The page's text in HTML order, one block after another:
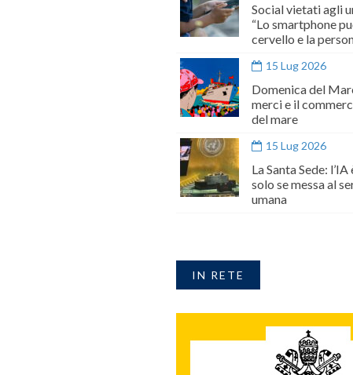
Social vietati agli
“Lo smartphone
cervello e la
15 Lug 2026
Domenica del
merci e il
del mare
15 Lug 2026
La Santa Sede:
solo se messa al
umana
IN RETE